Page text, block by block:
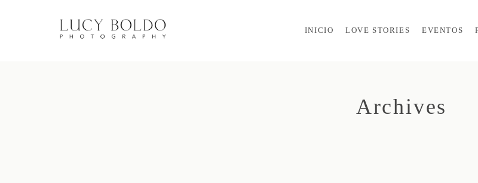
INICIO LOVE STORIES EVENTOS
Archives